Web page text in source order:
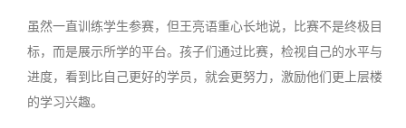
虽然一直训练学生参赛，但王亮语重心长地说，比赛不是终极目
标，而是展示所学的平台。孩子们通过比赛，检视自己的水平与
进度，看到比自己更好的学员，就会更努力，激励他们更上层楼
的学习兴趣。